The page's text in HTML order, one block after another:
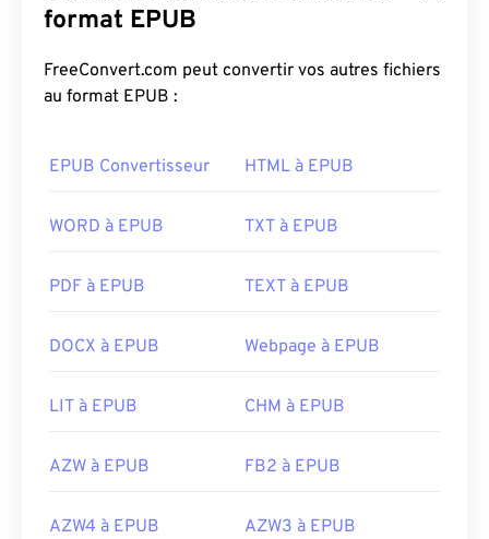
format EPUB
FreeConvert.com peut convertir vos autres fichiers
au format EPUB :
EPUB Convertisseur HTML à EPUB
WORD à EPUB TXT à EPUB
PDF à EPUB TEXT à EPUB
DOCX à EPUB Webpage à EPUB
LIT à EPUB CHM à EPUB
AZW à EPUB FB2 à EPUB
AZW4 à EPUB AZW3 à EPUB